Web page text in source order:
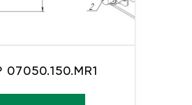
07050.150.MR1